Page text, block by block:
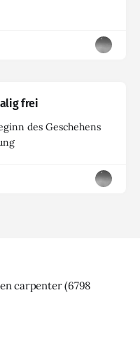
frei
des Geschehens
carpenter(6798